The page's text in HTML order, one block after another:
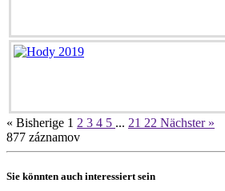
« Bisherige 1 2 3 4 5 ... 21 22 Nächster »
877 záznamov
Sie könnten auch interessiert sein